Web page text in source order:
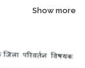
Show more